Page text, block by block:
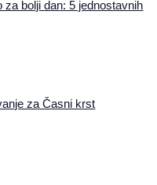
za bolji dan: 5 jednostavnih
za Časni krst